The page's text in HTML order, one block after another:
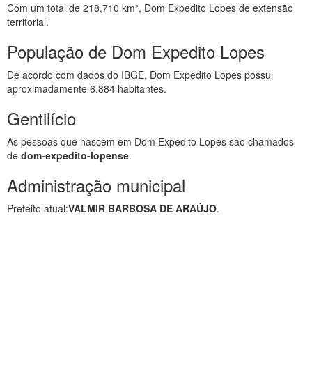
Com um total de 218,710 km², Dom Expedito Lopes de extensão
territorial.
População de Dom Expedito Lopes
De acordo com dados do IBGE, Dom Expedito Lopes possui
aproximadamente 6.884 habitantes.
Gentilício
As pessoas que nascem em Dom Expedito Lopes são chamados
de dom-expedito-lopense.
Administração municipal
Prefeito atual:VALMIR BARBOSA DE ARAÚJO.